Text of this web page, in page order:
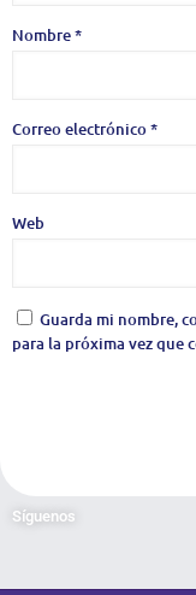
Nombre*
Correo electrónico*
Web
Guarda mi nombre,
para la próxima vez que
Síguenos